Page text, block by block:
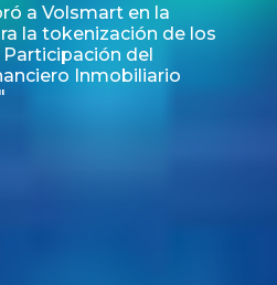
en la
de los
del